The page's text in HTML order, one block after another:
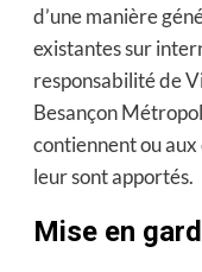
d’une manière
existantes sur
responsabilité de
Besançon
contiennent ou aux
leur sont apportés.
Mise en